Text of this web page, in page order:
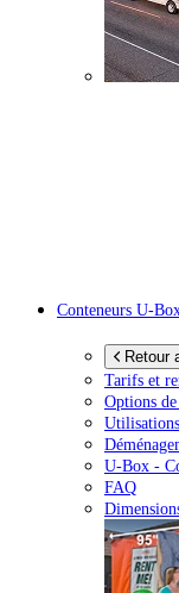
Conteneurs U-
Retour
Tarifs et
Options
U-Box -
FAQ